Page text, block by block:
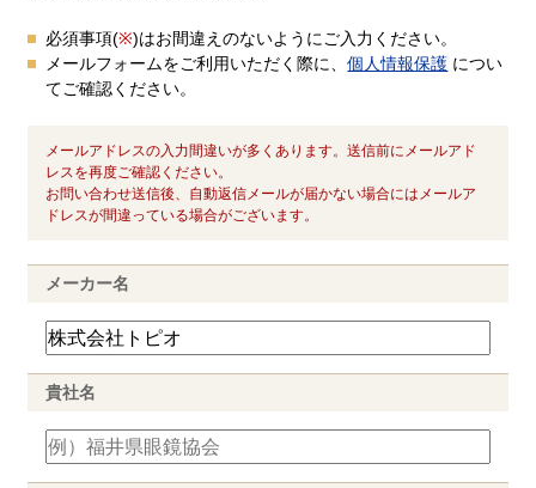
必須事項(※)はお間違えのないようにご入力ください。
メールフォームをご利用いただく際に、個人情報保護 につい
てご確認ください。
メールアドレスの入力間違いが多くあります。送信前にメールアド
レスを再度ご確認ください。
お問い合わせ送信後、自動返信メールが届かない場合にはメールア
ドレスが間違っている場合がございます。
メーカー名
貴社名